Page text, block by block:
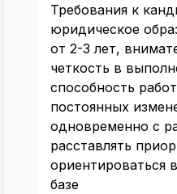
Требования к
юридическое
от 2-3 лет,
четкость в
способность
постоянных
одновременно с
расставлять
ориентироваться
базе